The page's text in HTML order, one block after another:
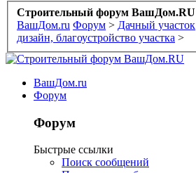
Строительный форум ВашДом.RU
ВашДом.ru Форум > Дачный участок
дизайн, благоустройство участка >
ВашДом.ru
Форум
Форум
Быстрые ссылки
Поиск сообщений